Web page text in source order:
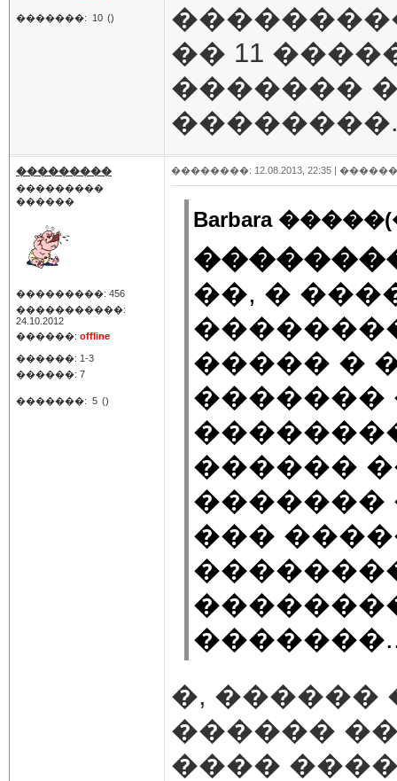
�������: 10 ()
�� 11
�������
���������
���������
������
���������: 456
�����������:
24.10.2012
������: offline
������: 1-3
������: 7
�������: 5 ()
��������: 12.08.2013, 22:35 |
Barbara
��, �
����� �
�������
������
�������
���
�, ������
������
����